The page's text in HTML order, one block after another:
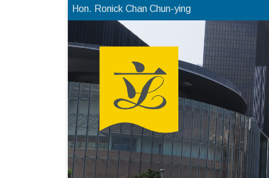
Hon. Ronick Chan Chun-ying